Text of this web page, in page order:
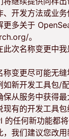
、开发方法或业
多关于
。
此次名称变更中
称变更尽可能无
如新开发工具包/
保从服务中获得
现有的开发工具
的任何新功能都
，我们建议您改